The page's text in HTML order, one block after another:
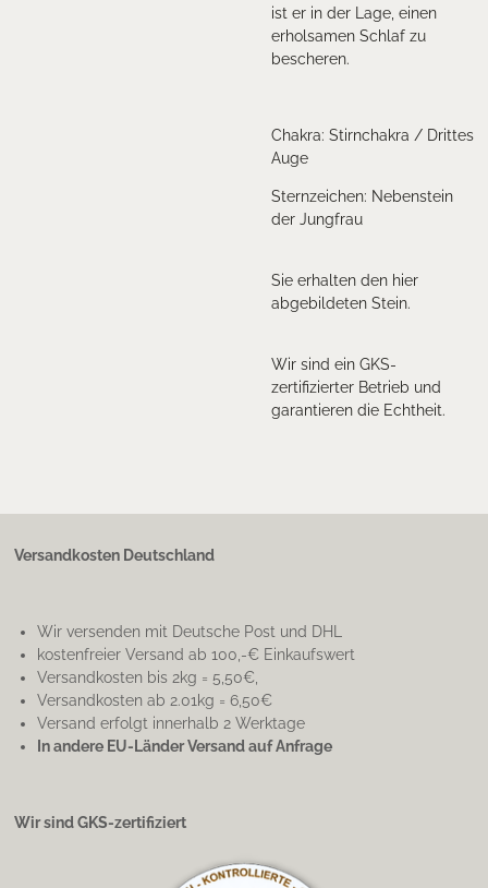
ist er in der Lage, einen
erholsamen Schlaf zu
bescheren.
Chakra: Stirnchakra / Drittes
Auge
Sternzeichen: Nebenstein
der Jungfrau
Sie erhalten den hier
abgebildeten Stein.
Wir sind ein GKS-
zertifizierter Betrieb und
garantieren die Echtheit.
Versandkosten Deutschland
Wir versenden mit Deutsche Post und DHL
kostenfreier Versand ab 100,-€ Einkaufswert
Versandkosten bis 2kg = 5,50€,
Versandkosten ab 2.01kg = 6,50€
Versand erfolgt innerhalb 2 Werktage
In andere EU-Länder Versand auf Anfrage
Wir sind GKS-zertifiziert